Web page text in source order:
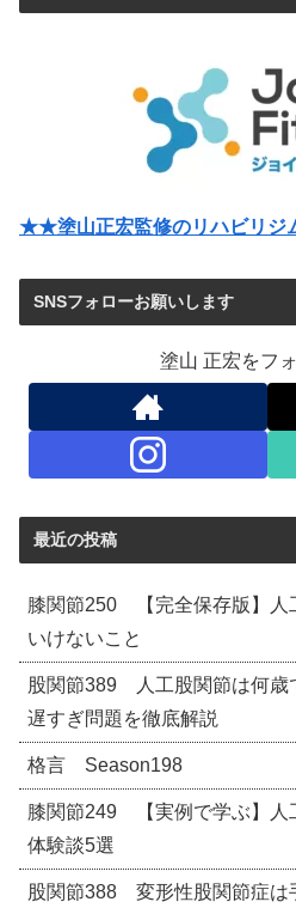
★★塗山正宏監修のリハビリ
SNSフォローお願いします
塗山 正宏をフ
最近の投稿
膝関節250 【完全保存版】人
いけないこと
股関節389 人工股関節は何歳
遅すぎ問題を徹底解説
格言 Season198
膝関節249 【実例で学ぶ】人
体験談5選
股関節388 変形性股関節症は